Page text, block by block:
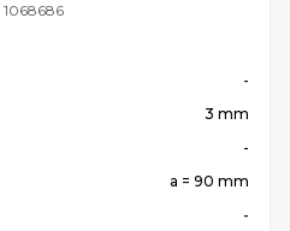
1068686
-
3 mm
-
a = 90 mm
-